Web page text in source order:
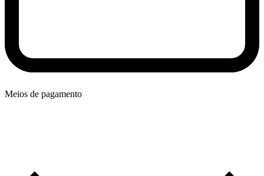
Meios de pagamento